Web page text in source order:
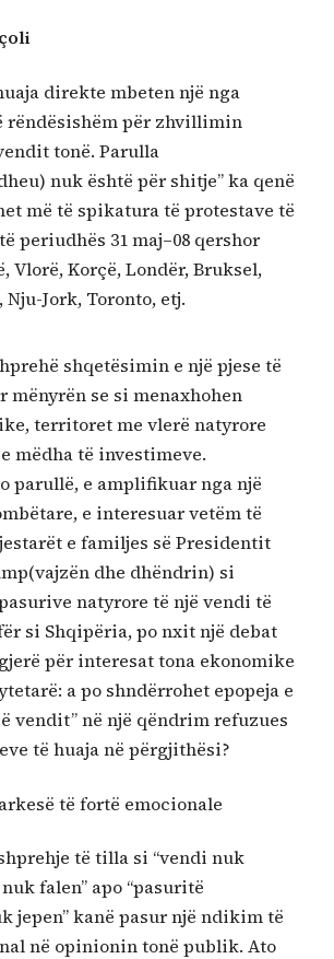
direkte mbeten një nga
rëndësishëm për zhvillimin
tonë. Parulla
nuk është për shitje” ka qenë
më të spikatura të protestave të
periudhës 31 maj–08 qershor
Vlorë, Korçë, Londër, Bruksel,
Jork, Toronto, etj.
shqetësimin e një pjese të
mënyrën se si menaxhohen
territoret me vlerë natyrore
mëdha të investimeve.
parullë, e amplifikuar nga një
e interesuar vetëm të
e familjes së Presidentit
dhe dhëndrin) si
natyrore të një vendi të
si Shqipëria, po nxit një debat
për interesat tona ekonomike
a po shndërrohet epopeja e
vendit” në një qëndrim refuzues
të huaja në përgjithësi?
të fortë emocionale
të tilla si “vendi nuk
falen” apo “pasuritë
jepen” kanë pasur një ndikim të
në opinionin tonë publik. Ato